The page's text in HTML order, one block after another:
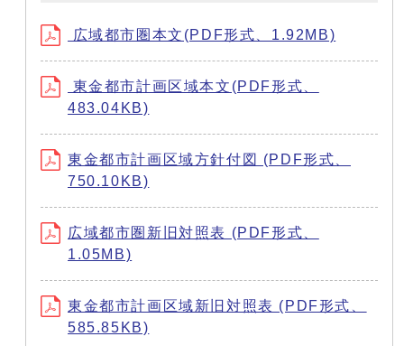
広域都市圏本文(PDF形式、1.92MB)
東金都市計画区域本文(PDF形式、
483.04KB)
東金都市計画区域方針付図 (PDF形式、
750.10KB)
広域都市圏新旧対照表 (PDF形式、
1.05MB)
東金都市計画区域新旧対照表 (PDF形式、
585.85KB)